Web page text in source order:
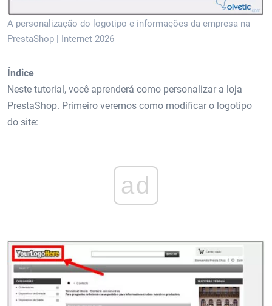
A personalização do logotipo e informações da empresa na
PrestaShop | Internet 2026
Índice
Neste tutorial, você aprenderá como personalizar a loja
PrestaShop. Primeiro veremos como modificar o logotipo
do site:
ad